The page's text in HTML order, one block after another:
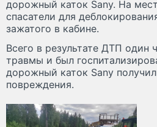
дорожный каток Sany. На
спасатели для
зажатого в кабине.
Всего в результате ДТП один
травмы и был
дорожный каток Sany
повреждения.